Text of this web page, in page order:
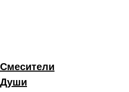
Смесители
Души